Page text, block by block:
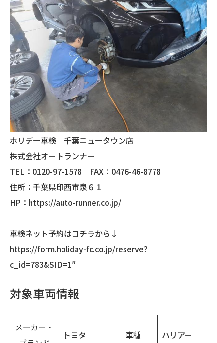
ホリデー車検 千葉ニュータウン店
株式会社オートランナー
TEL：0120-97-1578 FAX：0476-46-8778
住所：千葉県印西市泉６１
HP： https://auto-runner.co.jp/
車検ネット予約はコチラから↓
https://form.holiday-fc.co.jp/reserve?
c_id=783&SID=1″
対象車両情報
メーカー・
トヨタ 車種 ハリアー